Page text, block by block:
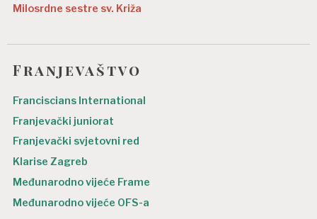
Milosrdne sestre sv. Križa
Franjevaštvo
Franciscians International
Franjevački juniorat
Franjevački svjetovni red
Klarise Zagreb
Međunarodno vijeće Frame
Međunarodno vijeće OFS-a